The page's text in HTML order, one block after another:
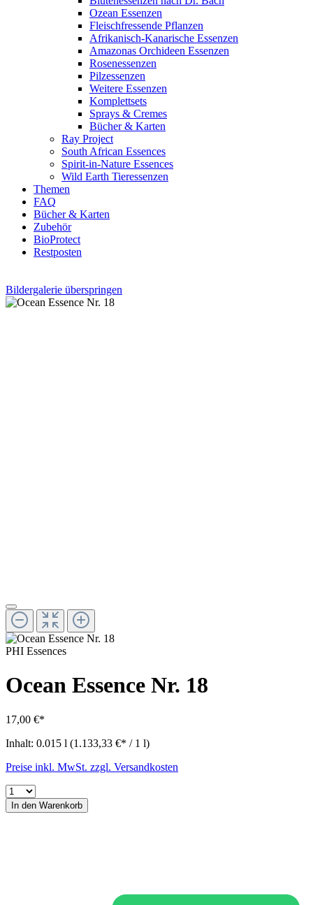
Ozean Essenzen
Fleischfressende Pflanzen
Afrikanisch-Kanarische Essenzen
Amazonas Orchideen Essenzen
Rosenessenzen
Pilzessenzen
Weitere Essenzen
Komplettsets
Sprays & Cremes
Bücher & Karten
Ray Project
South African Essences
Spirit-in-Nature Essences
Wild Earth Tieressenzen
Themen
FAQ
Bücher & Karten
Zubehör
BioProtect
Restposten
Bildergalerie überspringen
PHI Essences
Ocean Essence Nr. 18
17,00 €*
Inhalt: 0.015 l (1.133,33 €* / 1 l)
Preise inkl. MwSt. zzgl. Versandkosten
In den Warenkorb